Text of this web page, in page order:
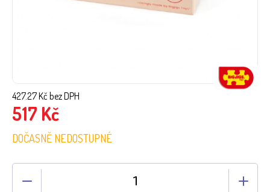
427.27Kč bez DPH
517 Kč
DOČASNĚ NEDOSTUPNÉ